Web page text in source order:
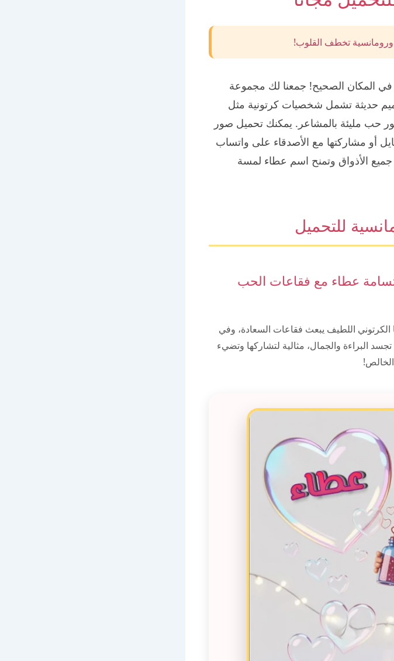
تخطف القلوب!
المكان الصحيح! جمعنا لك مجموعة
حديثة تشمل شخصيات كرتونية مثل
حب مليئة بالمشاعر. يمكنك تحميل صور
أو مشاركتها مع الأصدقاء على واتساب
الأذواق وتمنح اسم عطاء لمسة
للتحميل
عطاء مع فقاعات الحب
الكرتوني اللطيف يبعث فقاعات السعادة، وفي
البراءة والجمال، مثالية لتشاركها وتضيء